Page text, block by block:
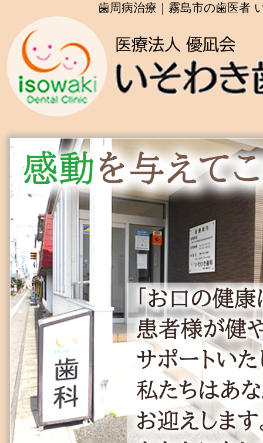
歯周病治療｜霧島市の歯医者